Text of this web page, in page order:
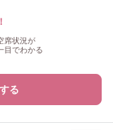
席状況が
目でわかる
る